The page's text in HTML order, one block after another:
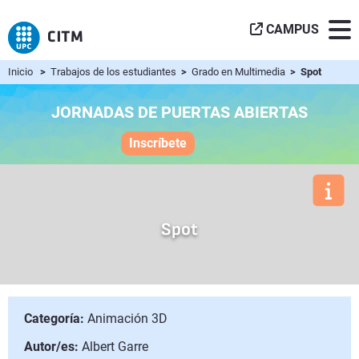
CAMPUS
Inicio > Trabajos de los estudiantes > Grado en Multimedia > Spot
JORNADAS DE PUERTAS ABIERTAS
Inscríbete
Spot
Categoría: Animación 3D
Autor/es: Albert Garre